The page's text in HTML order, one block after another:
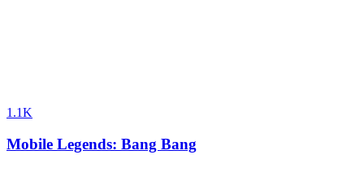
1.1K
Mobile Legends: Bang Bang